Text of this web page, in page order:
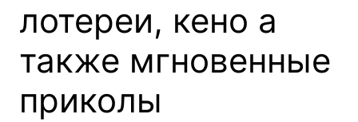
лотереи, кено а
также мгновенные
приколы